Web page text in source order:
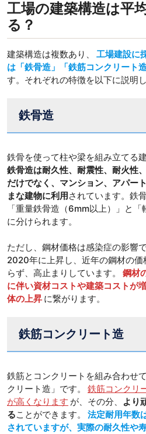
工場の建築構造は平
る？
建築構造は複数あり、
工場建設に
は「鉄骨造」「鉄筋コンクリート
す。それぞれの特徴を以下に説明し
鉄骨造
鉄骨を使って柱や梁を組み立てる
鉄骨造は耐久性、耐震性、耐火性
だけでなく、マンション、アパー
まな建物に利用されています。鉄
「重量鉄骨造（6mm以上）」と「
に分けられます。
ただし、鋼材価格は感染症の影響
2020年に上昇し、近年の鋼材の
らず、高止まりしています。
鋼材
に伴い資材コストや建築コストが
体の上昇 に繋がります。
鉄筋コンクリート造
鉄筋とコンクリートを組み合わせ
クリート造」です。
鉄筋コンクリ
が高くなります が、その分、
より
ることができます。
法定耐用年数
されていますが、実際の耐久性や